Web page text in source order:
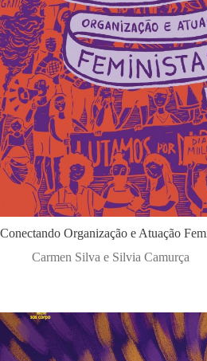
Conectando Organização e Atuação
Carmen Silva e Silvia Camurça